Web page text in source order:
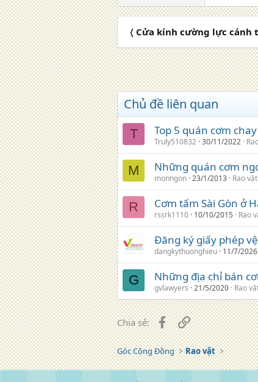
〈 Cửa kính cường lực
Chủ đề liên quan
T Top 5 quán cơm
Truly510832 30/11/2022
M Những quán cơm
monngon 23/1/2013 Rao vặt
R Cơm tấm Sài Gòn ở
rssrk1110 10/10/2015 Rao
Đăng ký giấy phép
dangkythuonghieu 11/7/2026
G Những địa chỉ bán
gvlawyers 21/5/2020 Rao
Chia sẻ: Facebook
Liên kết
Góc Cộng Đồng Rao vặt